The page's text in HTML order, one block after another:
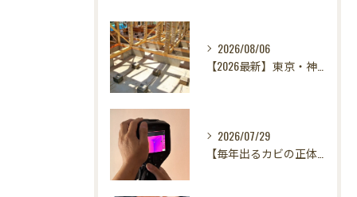
2026/08/06
2026/07/29